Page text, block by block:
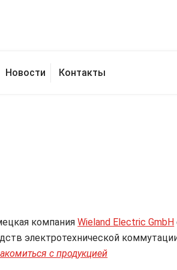
Новости Контакты
компанияWieland Electric GmbH
электротехнической
с продукцией